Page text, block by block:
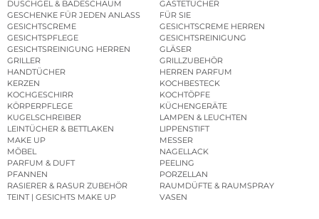
DUSCHGEL & BADESCHAUM
GÄSTETÜCHER
GESCHENKE FÜR JEDEN ANLASS
FÜR SIE
GESICHTSCREME
GESICHTSCREME HERREN
GESICHTSPFLEGE
GESICHTSREINIGUNG
GESICHTSREINIGUNG HERREN
GLÄSER
GRILLER
GRILLZUBEHÖR
HANDTÜCHER
HERREN PARFUM
KERZEN
KOCHBESTECK
KOCHGESCHIRR
KOCHTÖPFE
KÖRPERPFLEGE
KÜCHENGERÄTE
KUGELSCHREIBER
LAMPEN & LEUCHTEN
LEINTÜCHER & BETTLAKEN
LIPPENSTIFT
MAKE UP
MESSER
MÖBEL
NAGELLACK
PARFUM & DUFT
PEELING
PFANNEN
PORZELLAN
RASIERER & RASUR ZUBEHÖR
RAUMDÜFTE & RAUMSPRAY
TEINT | GESICHTS MAKE UP
VASEN